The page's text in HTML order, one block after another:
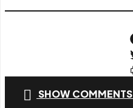
Email SHOW COMMENTS